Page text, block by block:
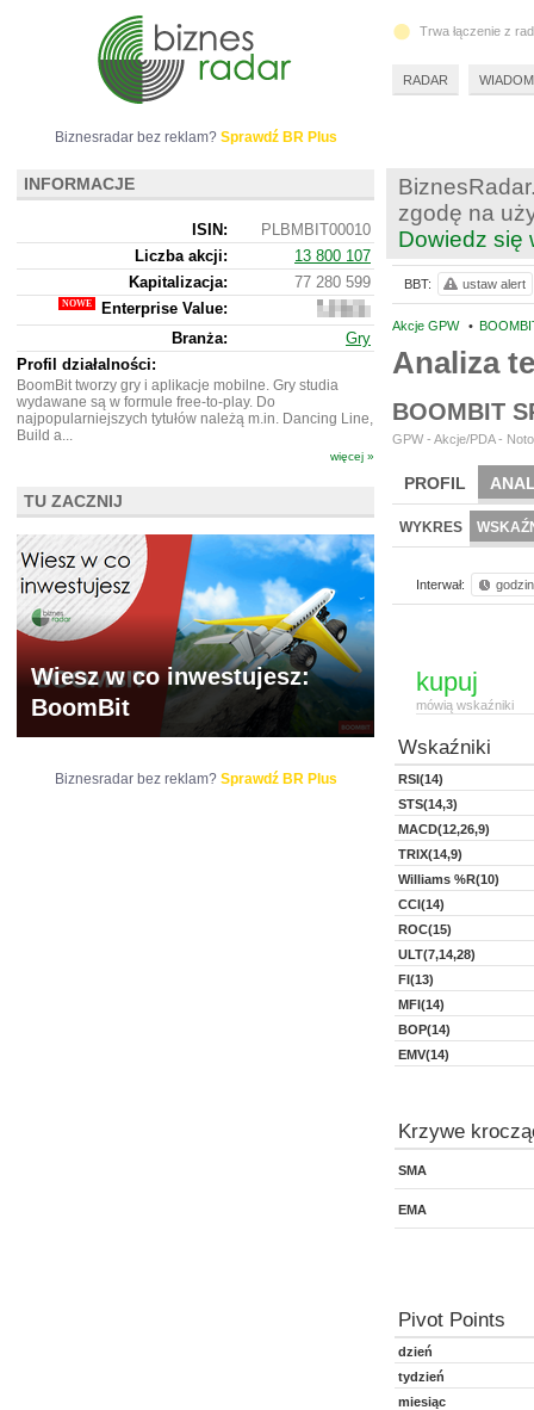
zgodę na
Dowiedz się
Akcje GPW •
Analiza
BOOMBIT
GPW - Akcje/PDA -
PROFIL
BR LAB
WYKRES
Interwał:
kupuj
mówią wskaźniki
Wskaźniki
RSI(14)
STS(14,3)
MACD(12,26,9)
TRIX(14,9)
Williams %R(10)
CCI(14)
ROC(15)
ULT(7,14,28)
FI(13)
MFI(14)
BOP(14)
EMV(14)
Krzywe
SMA
EMA
Pivot Points
dzień
tydzień
miesiąc
BBT: ustaw alert
Biznesradar bez reklam? Sprawdź BR Plus
INFORMACJE
ISIN:
PLBMBIT00010
Liczba akcji:
13 800 107
Kapitalizacja:
77 280 599
Enterprise Value:
63
729
599
Branża:
Gry
Profil działalności:
BoomBit tworzy gry i aplikacje mobilne. Gry studia
wydawane są w formule free-to-play. Do
najpopularniejszych tytułów należą m.in. Dancing Line,
Build a...
więcej »
TU ZACZNIJ
Wiesz w co inwestujesz:
BoomBit
Biznesradar bez reklam? Sprawdź BR Plus
Trwa łączenie z
RADAR